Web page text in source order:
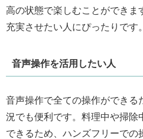
高の状態で楽しむことができま
充実させたい人にぴったりです。
音声操作を活用したい人
音声操作で全ての操作ができる
況でも便利です。料理中や掃除
できるため、ハンズフリーでの